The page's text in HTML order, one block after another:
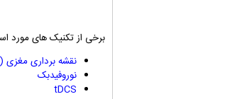
برخی از تکنیک های مورد
نقشه برداری مغزی (QEEG)
نوروفیدبک
tDCS